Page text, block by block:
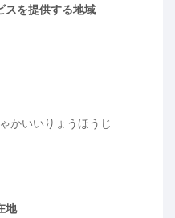
スを提供する地域
かいいりょうほうじ
地